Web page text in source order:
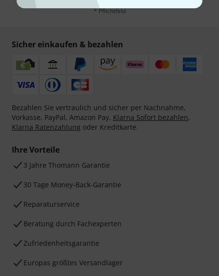
* Pflichtfeld
Sicher einkaufen & bezahlen
Bezahlen Sie vertraulich und sicher per Nachnahme,
Vorkasse, PayPal, Amazon Pay, Klarna Sofort bezahlen,
Klarna Ratenzahlung oder Kreditkarte.
Ihre Vorteile
3 Jahre Thomann Garantie
30 Tage Money-Back-Garantie
Reparaturservice
Beratung durch Fachexperten
Zufriedenheitsgarantie
Europas größtes Versandlager